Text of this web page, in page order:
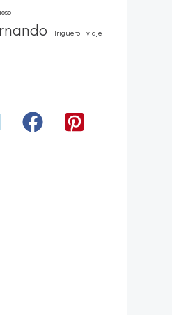
Triguero viaje